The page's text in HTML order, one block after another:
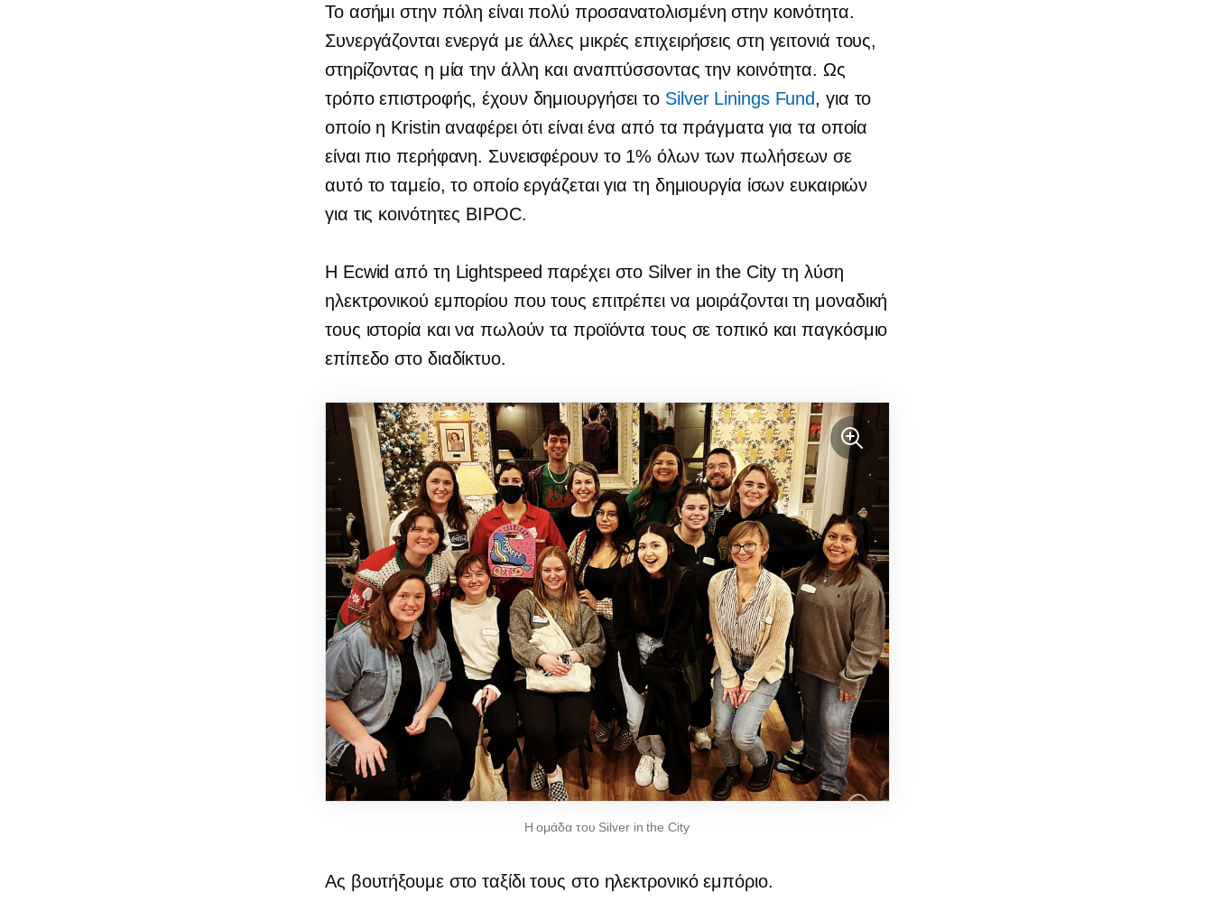
Το ασήμι στην πόλη είναι πολύ προσανατολισμένη στην κοινότητα.
Συνεργάζονται ενεργά με άλλες μικρές επιχειρήσεις στη γειτονιά τους,
στηρίζοντας η μία την άλλη και αναπτύσσοντας την κοινότητα. Ως
τρόπο επιστροφής, έχουν δημιουργήσει το Silver Linings Fund, για το
οποίο η Kristin αναφέρει ότι είναι ένα από τα πράγματα για τα οποία
είναι πιο περήφανη. Συνεισφέρουν το 1% όλων των πωλήσεων σε
αυτό το ταμείο, το οποίο εργάζεται για τη δημιουργία ίσων ευκαιριών
για τις κοινότητες BIPOC.
Η Ecwid από τη Lightspeed παρέχει στο Silver in the City τη λύση
ηλεκτρονικού εμπορίου που τους επιτρέπει να μοιράζονται τη μοναδική
τους ιστορία και να πωλούν τα προϊόντα τους σε τοπικό και παγκόσμιο
επίπεδο στο διαδίκτυο.
Η ομάδα του Silver in the City
Ας βουτήξουμε στο ταξίδι τους στο ηλεκτρονικό εμπόριο.